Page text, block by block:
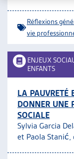
Réflexions
vie
ENJEUX
ENFANTS
LA PAUVRETÉ
DONNER UNE
SOCIALE
Sylvia Garcia
et Paola